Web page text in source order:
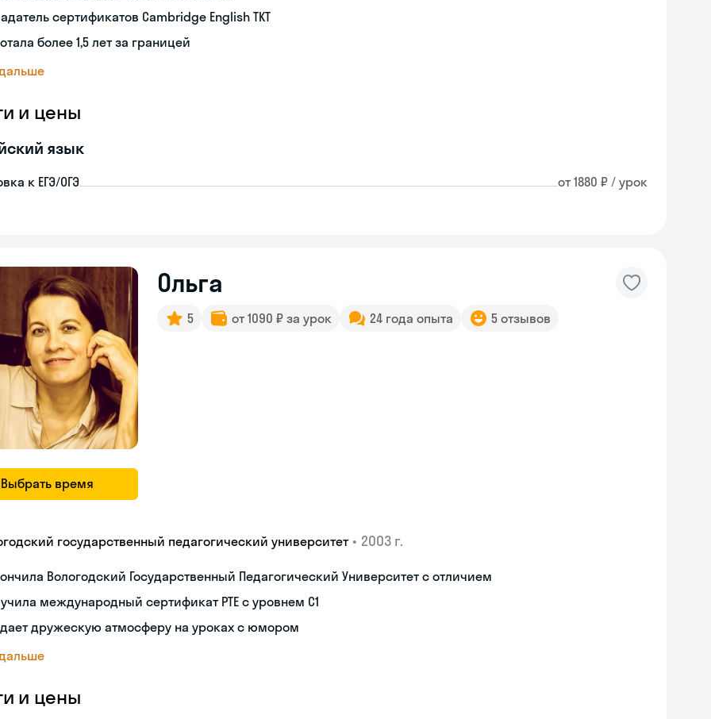
сертификатов Cambridge English TKT
более 1,5 лет за границей
и цены
язык
к ЕГЭ/ОГЭ от 1880 ₽ / урок
Выбрать время
Ольга
5 от 1090 ₽ за урок 24 года опыта 5 отзывов
государственный педагогический университет • 2003 г.
Вологодский Государственный Педагогический Университет с отличием
международный сертификат PTE с уровнем C1
дружескую атмосферу на уроках с юмором
и цены